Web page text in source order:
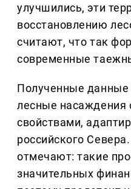
улучшились, эти
восстановлению
считают, что так
современные
Полученные данные
лесные насаждения
свойствами,
российского
отмечают: такие
значительных